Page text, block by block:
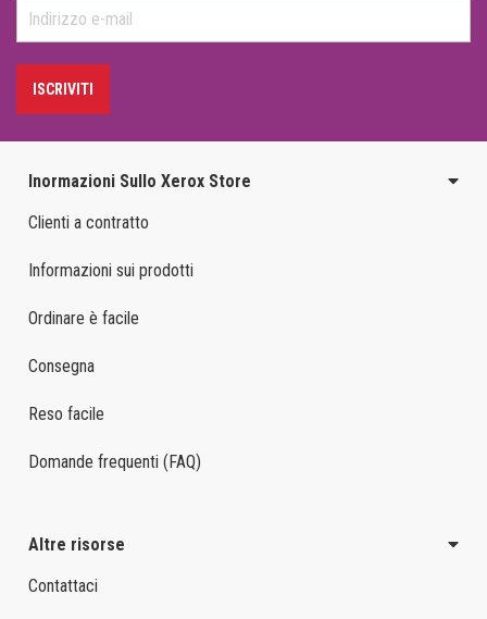
ISCRIVITI
Inormazioni Sullo Xerox Store
Clienti a contratto
Informazioni sui prodotti
Ordinare è facile
Consegna
Reso facile
Domande frequenti (FAQ)
Altre risorse
Contattaci